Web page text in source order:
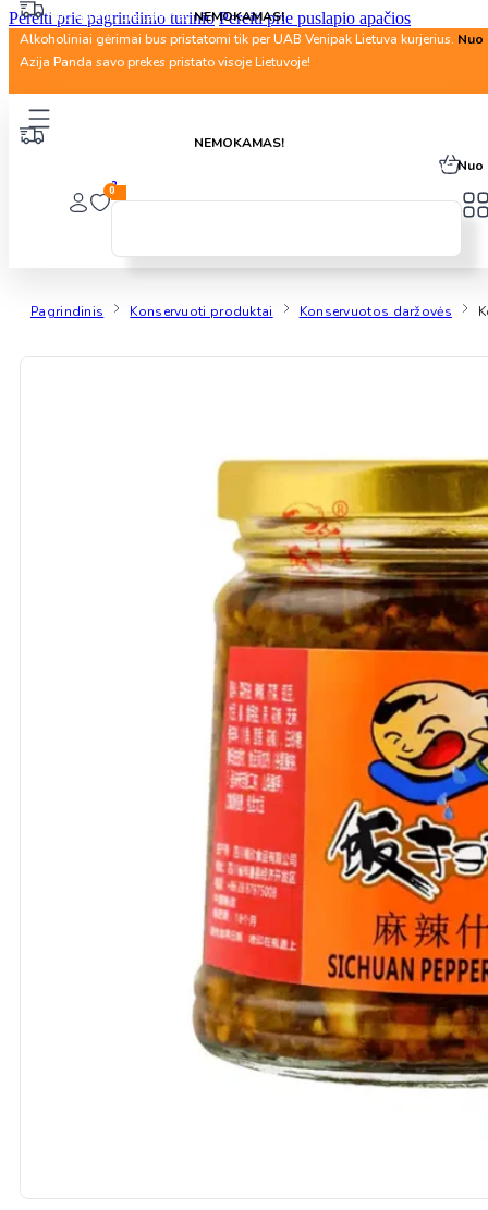
Pereiti prie pagrindinio turinio Pereiti prie puslapio apačios
Nuo 40 Eur. pristatymasNEMOKAMAS!
Alkoholiniai gėrimai bus pristatomi tik per UAB Venipak Lietuva kurjerius. Nuo
Azija Panda savo prekes pristato visoje Lietuvoje!
NEMOKAMAS!
Alkoholiniai gėrimai bus pristatomi tik per UAB Venipak Lietuva kurjerius.Nuo
02
Pagrindinis Konservuoti produktai Konservuotos daržovės